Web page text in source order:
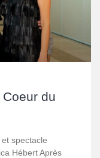
du
spectacle
Hébert Après